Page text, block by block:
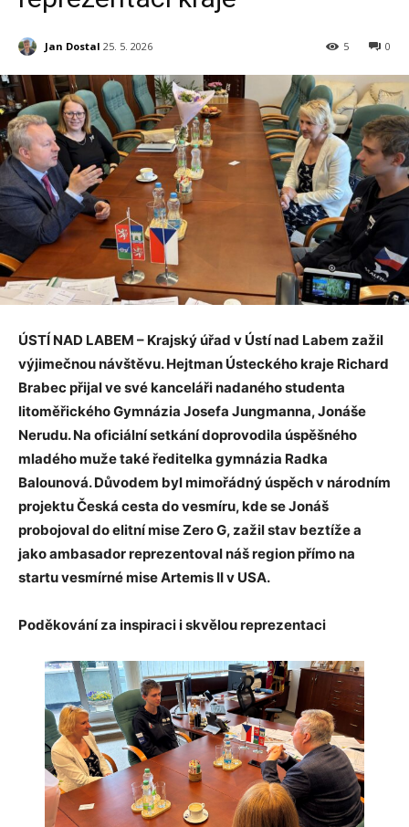
Jan Dostal 25. 5. 2026 0
5
ÚSTÍ NAD LABEM – Krajský úřad v Ústí nad Labem zažil
výjimečnou návštěvu. Hejtman Ústeckého kraje Richard
Brabec přijal ve své kanceláři nadaného studenta
litoměřického Gymnázia Josefa Jungmanna, Jonáše
Nerudu. Na oficiální setkání doprovodila úspěšného
mladého muže také ředitelka gymnázia Radka
Balounová. Důvodem byl mimořádný úspěch v národním
projektu Česká cesta do vesmíru, kde se Jonáš
probojoval do elitní mise Zero G, zažil stav beztíže a
jako ambasador reprezentoval náš region přímo na
startu vesmírné mise Artemis II v USA.
Poděkování za inspiraci i skvělou reprezentaci